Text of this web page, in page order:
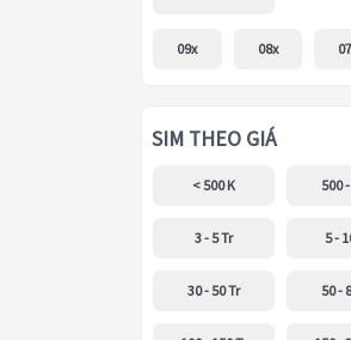
09x 08x
SIM THEO GIÁ
< 500 K 500
3 - 5 Tr 5 -
30 - 50 Tr 50 -